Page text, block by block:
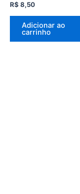
R$ 8,50
Adicionar ao
carrinho